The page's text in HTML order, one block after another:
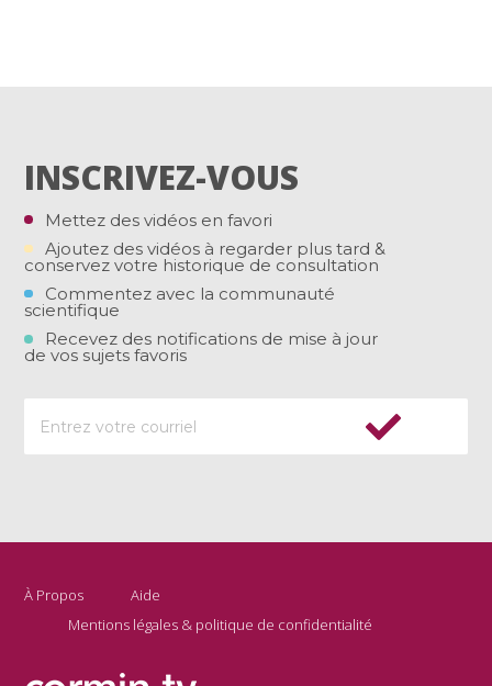
INSCRIVEZ-VOUS
Mettez des vidéos en favori
Ajoutez des vidéos à regarder plus tard &
conservez votre historique de consultation
Commentez avec la communauté
scientifique
Recevez des notifications de mise à jour
de vos sujets favoris
À Propos
Aide
Mentions légales & politique de confidentialité